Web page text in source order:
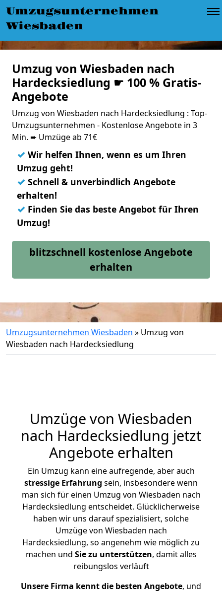
Umzugsunternehmen
Wiesbaden
Umzug von Wiesbaden nach
Hardecksiedlung ☛ 100 % Gratis-
Angebote
Umzug von Wiesbaden nach Hardecksiedlung : Top-
Umzugsunternehmen - Kostenlose Angebote in 3
Min. ➨ Umzüge ab 71€
✓ Wir helfen Ihnen, wenn es um Ihren
Umzug geht!
✓ Schnell & unverbindlich Angebote
erhalten!
✓ Finden Sie das beste Angebot für Ihren
Umzug!
blitzschnell kostenlose Angebote
erhalten
Umzugsunternehmen Wiesbaden » Umzug von
Wiesbaden nach Hardecksiedlung
Umzüge von Wiesbaden
nach Hardecksiedlung jetzt
Angebote erhalten
Ein Umzug kann eine aufregende, aber auch
stressige Erfahrung sein, insbesondere wenn
man sich für einen Umzug von Wiesbaden nach
Hardecksiedlung entscheidet. Glücklicherweise
haben wir uns darauf spezialisiert, solche
Umzüge von Wiesbaden nach
Hardecksiedlung, so angenehm wie möglich zu
machen und Sie zu unterstützen, damit alles
reibungslos verläuft
Unsere Firma kennt die besten Angebote, und